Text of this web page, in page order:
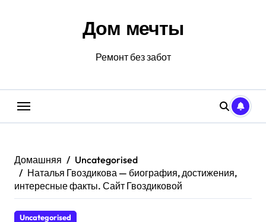
Дом мечты
Ремонт без забот
Домашняя
Uncategorised
Наталья Гвоздикова — биография, достижения,
интересные факты. Сайт Гвоздиковой
Uncategorised